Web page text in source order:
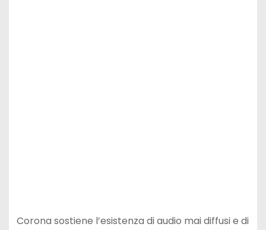
Corona sostiene l’esistenza di audio mai diffusi e di